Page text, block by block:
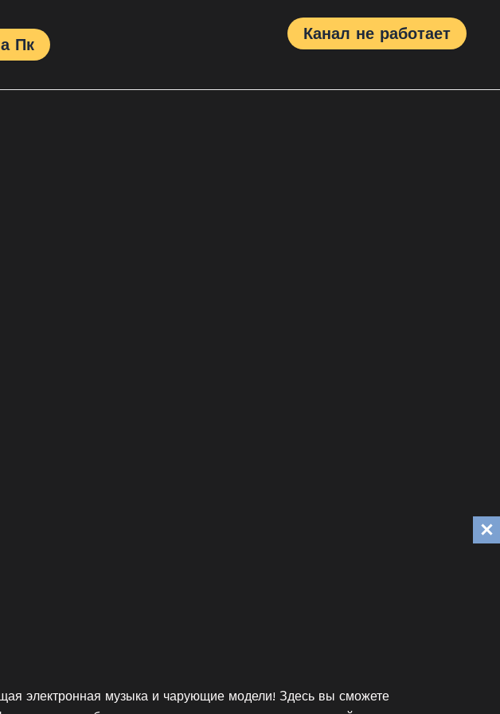
Пк
Канал не работает
электронная музыка и чарующие модели! Здесь вы сможете